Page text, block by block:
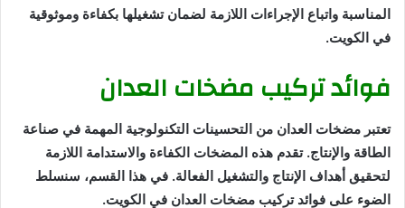
المناسبة واتباع الإجراءات اللازمة لضمان تشغيلها بكفاءة وموثوقية
في الكويت.
فوائد تركيب مضخات العدان
تعتبر مضخات العدان من التحسينات التكنولوجية المهمة في صناعة
الطاقة والإنتاج. تقدم هذه المضخات الكفاءة والاستدامة اللازمة
لتحقيق أهداف الإنتاج والتشغيل الفعالة. في هذا القسم، سنسلط
الضوء على فوائد تركيب مضخات العدان في الكويت.